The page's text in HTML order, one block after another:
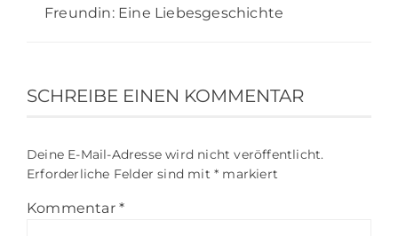
Freundin: Eine Liebesgeschichte
SCHREIBE EINEN KOMMENTAR
Deine E-Mail-Adresse wird nicht veröffentlicht.
Erforderliche Felder sind mit * markiert
Kommentar *